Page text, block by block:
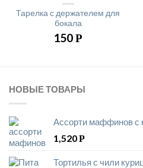
Тарелка с держателем для
бокала
150Р
НОВЫЕ ТОВАРЫ
Ассорти маффинов с
1,520Р
Тортилья с чили